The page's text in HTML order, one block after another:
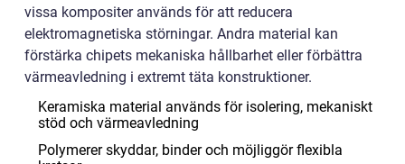
vissa kompositer används för att reducera
elektromagnetiska störningar. Andra material kan
förstärka chipets mekaniska hållbarhet eller förbättra
värmeavledning i extremt täta konstruktioner.
Keramiska material används för isolering, mekaniskt
stöd och värmeavledning
Polymerer skyddar, binder och möjliggör flexibla